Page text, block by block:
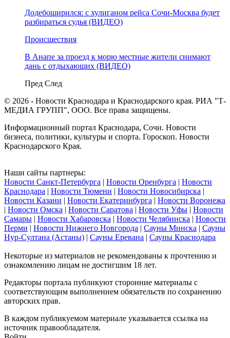
Додебоширился: с хулиганом рейса Сочи-Москва будет
разбираться судья (ВИДЕО)
Происшествия
В Анапе за проезд к морю местные жители снимают
дань с отдыхающих (ВИДЕО)
Пред След
© 2026 - Новости Краснодара и Краснодарского края. РИА "Т-
МЕДИА ГРУПП", ООО. Все права защищены.
Информационный портал Краснодара, Сочи. Новости
бизнеса, политики, культуры и спорта. Гороскоп. Новости
Краснодарского Края.
Наши сайты партнеры:
Новости Санкт-Петербурга | Новости Оренбурга | Новости
Краснодара | Новости Тюмени | Новости Новосибирска |
Новости Казани | Новости Екатеринбурга | Новости Воронежа
| Новости Омска | Новости Саратова | Новости Уфы | Новости
Самары | Новости Хабаровска | Новости Челябинска | Новости
Перми | Новости Нижнего Новгорода | Сауны Минска | Сауны
Нур-Султана (Астаны) | Сауны Еревана | Сауны Краснодара
Некоторые из материалов не рекомендованы к прочтению и
ознакомлению лицам не достигшим 18 лет.
Редакторы портала публикуют сторонние материалы с
соответствующим выполнением обязательств по сохранению
авторских прав.
В каждом публикуемом материале указывается ссылка на
источник правообладателя.